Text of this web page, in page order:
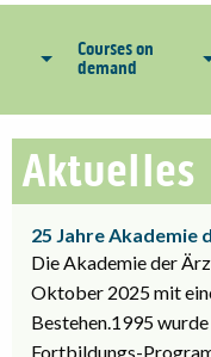
Courses on
demand
Aktuelles
25 Jahre Akademie
Die Akademie der
Oktober 2025 mit
Bestehen.1995
Fortbildungs-